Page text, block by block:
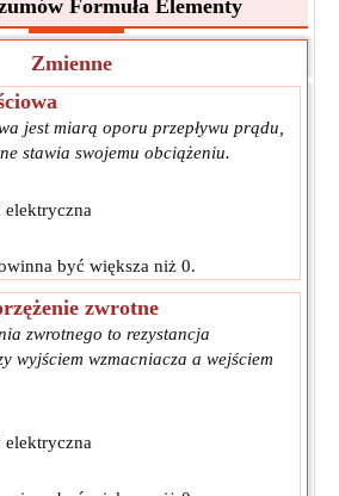
Formuła Elementy
Zmienne
jest miarą oporu przepływu prądu,
stawia swojemu obciążeniu.
elektryczna
być większa niż 0.
zwrotne
zwrotnego to rezystancja
wyjściem wzmacniacza a wejściem
elektryczna